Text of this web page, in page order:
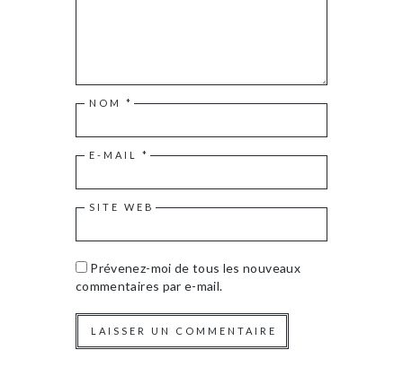
NOM *
E-MAIL *
SITE WEB
Prévenez-moi de tous les nouveaux
commentaires par e-mail.